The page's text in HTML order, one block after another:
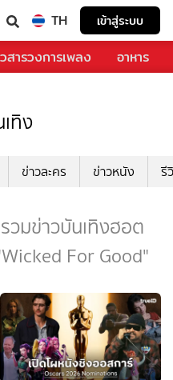
TH เข้าสู่ระบบ
สารวงการเพลง อาหาร
ทิง
ข่าวละคร ข่าวหนัง รี
วมข่าวบันเทิงฮอต
For Good"